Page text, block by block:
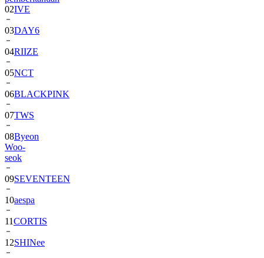
03DAY6
04RIIZE
05NCT
06BLACKPINK
07TWS
08Byeon
Woo-
seok
09SEVENTEEN
10aespa
11CORTIS
12SHINee
13BIGBANG